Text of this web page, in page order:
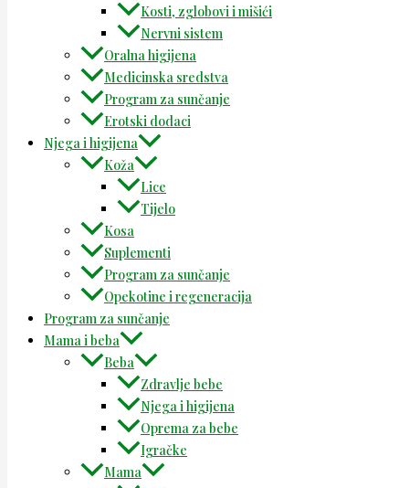
Kosti, zglobovi i mišići
Nervni sistem
Oralna higijena
Medicinska sredstva
Program za sunčanje
Erotski dodaci
Njega i higijena
Koža
Lice
Tijelo
Kosa
Suplementi
Program za sunčanje
Opekotine i regeneracija
Program za sunčanje
Mama i beba
Beba
Zdravlje bebe
Njega i higijena
Oprema za bebe
Igračke
Mama